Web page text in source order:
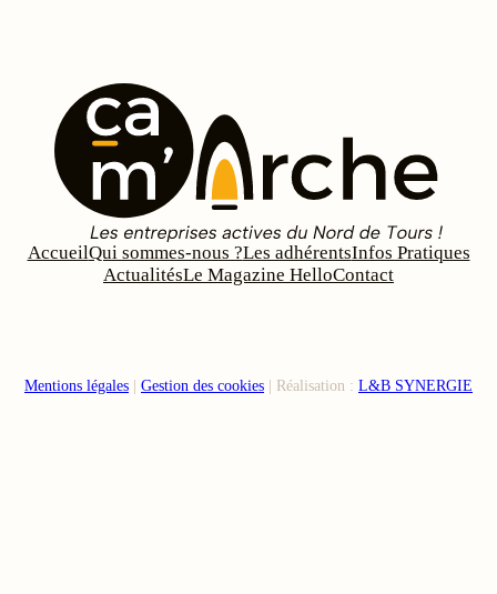
AccueilQui sommes-nous ?Les adhérentsInfos Pratiques
ActualitésLe Magazine HelloContact
Mentions légales | Gestion des cookies | Réalisation : L&B SYNERGIE